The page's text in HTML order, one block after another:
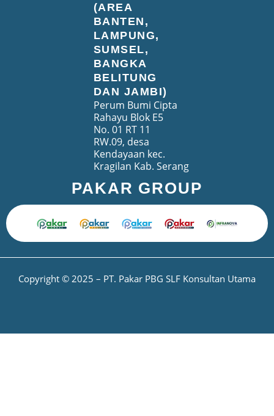
(AREA
BANTEN,
LAMPUNG,
SUMSEL,
BANGKA
BELITUNG
DAN JAMBI)
Perum Bumi Cipta
Rahayu Blok E5
No. 01 RT 11
RW.09, desa
Kendayaan kec.
Kragilan Kab. Serang
PAKAR GROUP
Copyright © 2025 – PT. Pakar PBG SLF Konsultan Utama